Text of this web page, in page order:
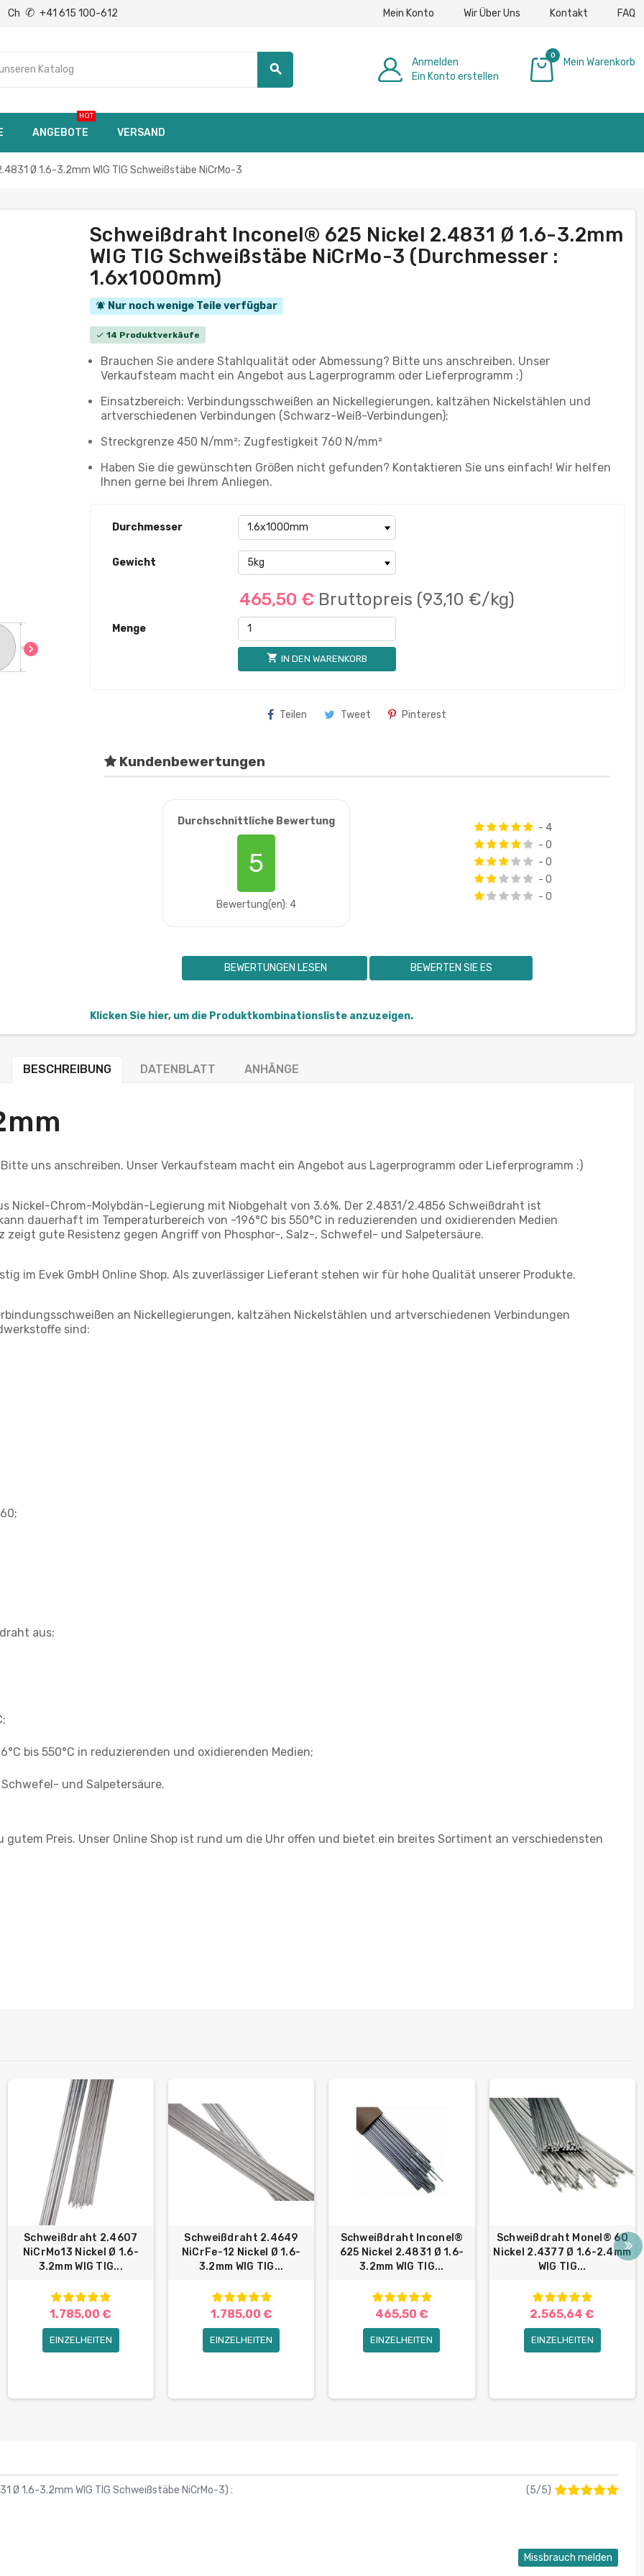
Ch ✆ +41 615 100-612 Mein Konto Wir Über Uns Kontakt FAQ
search
Anmelden
Ein Konto erstellen
0
Mein Warenkorb
ANGEBOTE
HOT
VERSAND
Ø 1.6-3.2mm WIG TIG Schweißstäbe NiCrMo-3
chevron_right
Schweißdraht Inconel® 625 Nickel 2.4831 Ø 1.6-3.2mm
WIG TIG Schweißstäbe NiCrMo-3 (Durchmesser :
1.6x1000mm)
notifications_active Nur noch wenige Teile verfügbar
check 14 Produktverkäufe
Brauchen Sie andere Stahlqualität oder Abmessung? Bitte uns anschreiben. Unser
Verkaufsteam macht ein Angebot aus Lagerprogramm oder Lieferprogramm :)
Einsatzbereich: Verbindungsschweißen an Nickellegierungen, kaltzähen Nickelstählen und
artverschiedenen Verbindungen (Schwarz-Weiß-Verbindungen);
Streckgrenze 450 N/mm²; Zugfestigkeit 760 N/mm²
Haben Sie die gewünschten Größen nicht gefunden? Kontaktieren Sie uns einfach! Wir helfen
Ihnen gerne bei Ihrem Anliegen.
Durchmesser
Gewicht
465,50 € Bruttopreis (93,10 €/kg)
Menge
shopping_cart IN DEN WARENKORB
Teilen Tweet Pinterest
Kundenbewertungen
Durchschnittliche Bewertung
5
Bewertung(en): 4
- 4
- 0
- 0
- 0
- 0
BEWERTUNGEN LESEN BEWERTEN SIE ES
Klicken Sie hier, um die Produktkombinationsliste anzuzeigen.
BESCHREIBUNG DATENBLATT ANHÄNGE
uns anschreiben. Unser Verkaufsteam macht ein Angebot aus Lagerprogramm oder Lieferprogramm :)
Nickel-Chrom-Molybdän-Legierung mit Niobgehalt von 3.6%. Der 2.4831/2.4856 Schweißdraht ist
dauerhaft im Temperaturbereich von -196°C bis 550°C in reduzierenden und oxidierenden Medien
gute Resistenz gegen Angriff von Phosphor-, Salz-, Schwefel- und Salpetersäure.
im Evek GmbH Online Shop. Als zuverlässiger Lieferant stehen wir für hohe Qualität unserer Produkte.
an Nickellegierungen, kaltzähen Nickelstählen und artverschiedenen Verbindungen
sind:
aus:
bis 550°C in reduzierenden und oxidierenden Medien;
und Salpetersäure.
Preis. Unser Online Shop ist rund um die Uhr offen und bietet ein breites Sortiment an verschiedensten
Schweißdraht 2.4607
NiCrMo13 Nickel Ø 1.6-
3.2mm WIG TIG...
1.785,00 €
EINZELHEITEN
Schweißdraht 2.4649
NiCrFe-12 Nickel Ø 1.6-
3.2mm WIG TIG...
1.785,00 €
EINZELHEITEN
Schweißdraht Inconel®
625 Nickel 2.4831 Ø 1.6-
3.2mm WIG TIG...
465,50 €
EINZELHEITEN
Schweißdraht Monel® 60
Nickel 2.4377 Ø 1.6-2.4mm
WIG TIG...
2.565,64 €
EINZELHEITEN
Ø 1.6-3.2mm WIG TIG Schweißstäbe NiCrMo-3) : (5/5)
Missbrauch melden